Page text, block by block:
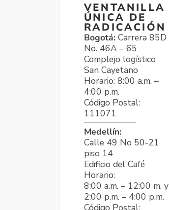
VENTANILLA
ÚNICA DE
RADICACIÓN
Bogotá: Carrera 85D
No. 46A – 65
Complejo logístico
San Cayetano
Horario: 8:00 a.m. –
4:00 p.m.
Código Postal:
111071
Medellín:
Calle 49 No 50-21
piso 14
Edificio del Café
Horario:
8:00 a.m. – 12:00 m. y
2:00 p.m. – 4:00 p.m.